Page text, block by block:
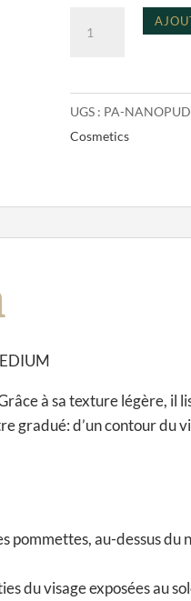
glow
bronzer
6
UGS : PA-
Cosmetics
à sa texture légère, il
gradué: d’un contour du
pommettes, au-dessus du
du visage exposées au